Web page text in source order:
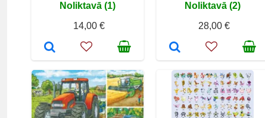
Noliktavā (1)
14,00 €
Noliktavā (2)
28,00 €